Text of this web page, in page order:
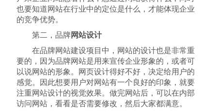
也要知道网站在行业中的定位是什么，才能体现企业
的竞争优势。
第二，品牌网站设计
在品牌网站建设项目中，网站的设计也是非常重
要的，因为品牌网站是用来宣传企业形象的，或者可
以说网站的形象。网页设计得好不好，决定给用户的
感觉。因此想要用户对网站有一个良好的印象，就要
注重网站设计的视觉效果。做完网站后，可以在内部
访问网站，看看是否需要修改，然后大家都满意。